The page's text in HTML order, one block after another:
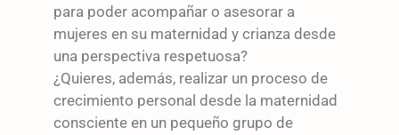
para poder acompañar o asesorar a
mujeres en su maternidad y crianza desde
una perspectiva respetuosa?
¿Quieres, además, realizar un proceso de
crecimiento personal desde la maternidad
consciente en un pequeño grupo de